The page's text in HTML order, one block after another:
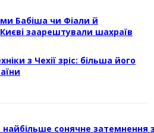
Бабіша чи Фіали й
заарештували шахраїв
з Чехії зріс: більша його
найбільше сонячне затемнення